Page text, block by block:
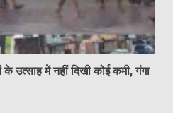
उत्साह में नहीं दिखी कोई कमी, गंगा